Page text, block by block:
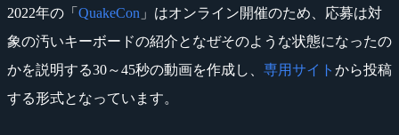
2022年の「 QuakeCon 」はオンライン開催のため、応募は対
象の汚いキーボードの紹介となぜそのような状態になったの
かを説明する30～45秒の動画を作成し、 専用サイト から投稿
する形式となっています。